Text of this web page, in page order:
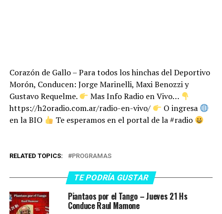
Corazón de Gallo – Para todos los hinchas del Deportivo
Morón, Conducen: Jorge Marinelli, Maxi Benozzi y
Gustavo Requelme.
Mas Info Radio en Vivo…
https://h2oradio.com.ar/radio-en-vivo/
O ingresa
en la BIO
Te esperamos en el portal de la #radio
RELATED TOPICS: PROGRAMAS
TE PODRÍA GUSTAR
Piantaos por el Tango – Jueves 21 Hs
Conduce Raul Mamone